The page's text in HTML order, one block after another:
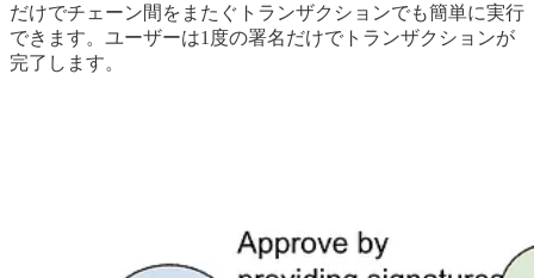
だけでチェーン間をまたぐトランザクションでも簡単に実行
できます。ユーザーは1度の署名だけでトランザクションが
完了します。